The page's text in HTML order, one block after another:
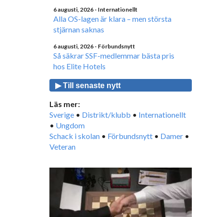
6 augusti, 2026 - Internationellt
Alla OS-lagen är klara – men största
stjärnan saknas
6 augusti, 2026 - Förbundsnytt
Så säkrar SSF-medlemmar bästa pris
hos Elite Hotels
▶ Till senaste nytt
Läs mer:
Sverige • Distrikt/klubb • Internationellt
• Ungdom
Schack i skolan • Förbundsnytt • Damer •
Veteran